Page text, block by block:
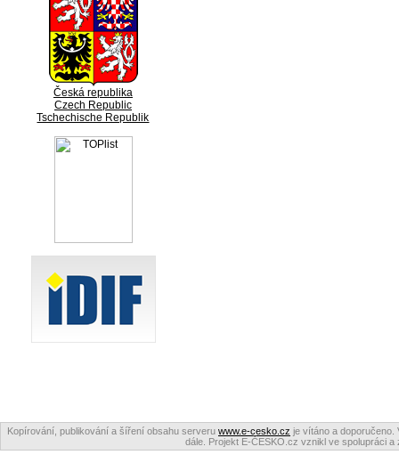
Česká republika
Czech Republic
Tschechische Republik
Kopírování, publikování a šíření obsahu serveru www.e-cesko.cz je vítáno a doporučeno.
dále. Projekt E-ČESKO.cz vznikl ve spolupráci